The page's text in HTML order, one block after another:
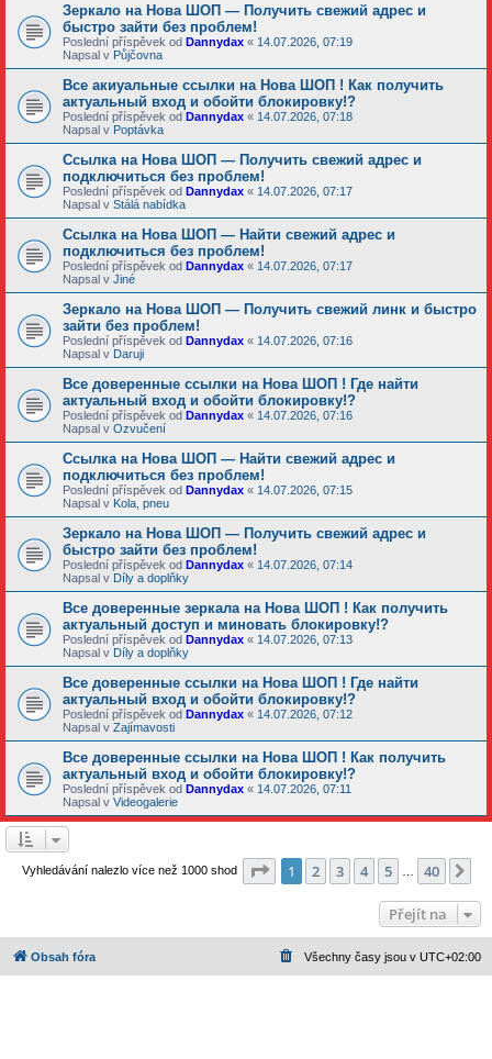
Зеркало на Нова ШОП — Получить свежий адрес и
быстро зайти без проблем!
Poslední příspěvek od Dannydax « 14.07.2026, 07:19
Napsal v Půjčovna
Все акиуальные ссылки на Нова ШОП ! Как получить
актуальный вход и обойти блокировку!?
Poslední příspěvek od Dannydax « 14.07.2026, 07:18
Napsal v Poptávka
Ссылка на Нова ШОП — Получить свежий адрес и
подключиться без проблем!
Poslední příspěvek od Dannydax « 14.07.2026, 07:17
Napsal v Stálá nabídka
Ссылка на Нова ШОП — Найти свежий адрес и
подключиться без проблем!
Poslední příspěvek od Dannydax « 14.07.2026, 07:17
Napsal v Jiné
Зеркало на Нова ШОП — Получить свежий линк и быстро
зайти без проблем!
Poslední příspěvek od Dannydax « 14.07.2026, 07:16
Napsal v Daruji
Все доверенные ссылки на Нова ШОП ! Где найти
актуальный вход и обойти блокировку!?
Poslední příspěvek od Dannydax « 14.07.2026, 07:16
Napsal v Ozvučení
Ссылка на Нова ШОП — Найти свежий адрес и
подключиться без проблем!
Poslední příspěvek od Dannydax « 14.07.2026, 07:15
Napsal v Kola, pneu
Зеркало на Нова ШОП — Получить свежий адрес и
быстро зайти без проблем!
Poslední příspěvek od Dannydax « 14.07.2026, 07:14
Napsal v Díly a doplňky
Все доверенные зеркала на Нова ШОП ! Как получить
актуальный доступ и миновать блокировку!?
Poslední příspěvek od Dannydax « 14.07.2026, 07:13
Napsal v Díly a doplňky
Все доверенные ссылки на Нова ШОП ! Где найти
актуальный вход и обойти блокировку!?
Poslední příspěvek od Dannydax « 14.07.2026, 07:12
Napsal v Zajímavosti
Все доверенные ссылки на Нова ШОП ! Как получить
актуальный вход и обойти блокировку!?
Poslední příspěvek od Dannydax « 14.07.2026, 07:11
Napsal v Videogalerie
Vyhledávání nalezlo více než 1000 shod Stránka z 40
1 2 3 4 5 40
Přejít na
Obsah fóra Všechny časy jsou v UTC+02:00